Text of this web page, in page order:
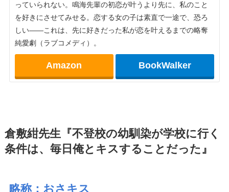
っていられない。鳴海先輩の初恋が叶うより先に、私のこと
を好きにさせてみせる。恋する女の子は素直で一途で、恐ろ
しい――これは、先に好きだった私が恋を叶えるまでの略奪
純愛劇（ラブコメディ）。
Amazon BookWalker
倉敷紺先生『不登校の幼馴染が学校に行く
条件は、毎日俺とキスすることだった』
略称：おさキス